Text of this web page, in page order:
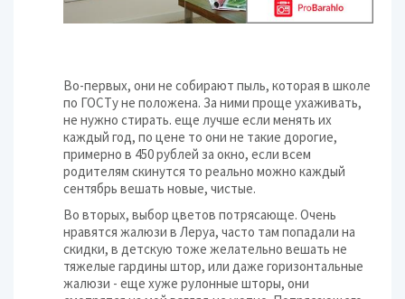
Во-первых, они не собирают пыль, которая в школе
по ГОСТу не положена. За ними проще ухаживать,
не нужно стирать. еще лучше если менять их
каждый год, по цене то они не такие дорогие,
примерно в 450 рублей за окно, если всем
родителям скинутся то реально можно каждый
сентябрь вешать новые, чистые.
Во вторых, выбор цветов потрясающе. Очень
нравятся жалюзи в Леруа, часто там попадали на
скидки, в детскую тоже желательно вешать не
тяжелые гардины штор, или даже горизонтальные
жалюзи - еще хуже рулонные шторы, они